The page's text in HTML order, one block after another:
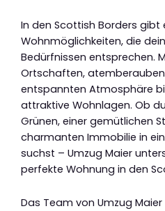
In den Scottish Borders gibt
Wohnmöglichkeiten, die
Bedürfnissen entsprechen.
Ortschaften,
entspannten Atmosphäre
attraktive Wohnlagen. Ob
Grünen, einer gemütlichen
charmanten Immobilie in
suchst – Umzug Maier
perfekte Wohnung in den
Das Team von Umzug